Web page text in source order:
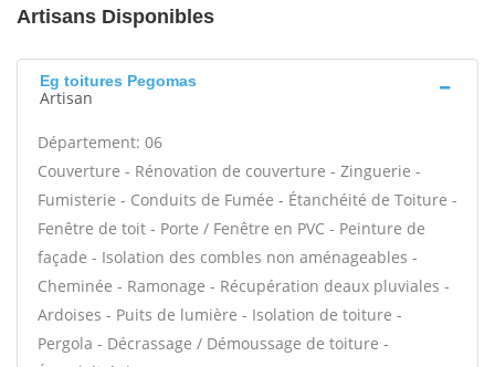
Artisans Disponibles
Eg toitures Pegomas
Artisan
Département: 06
Couverture - Rénovation de couverture - Zinguerie -
Fumisterie - Conduits de Fumée - Étanchéité de Toiture -
Fenêtre de toit - Porte / Fenêtre en PVC - Peinture de
façade - Isolation des combles non aménageables -
Cheminée - Ramonage - Récupération deaux pluviales -
Ardoises - Puits de lumière - Isolation de toiture -
Pergola - Décrassage / Démoussage de toiture -